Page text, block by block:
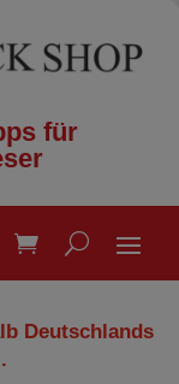
für
Deutschlands